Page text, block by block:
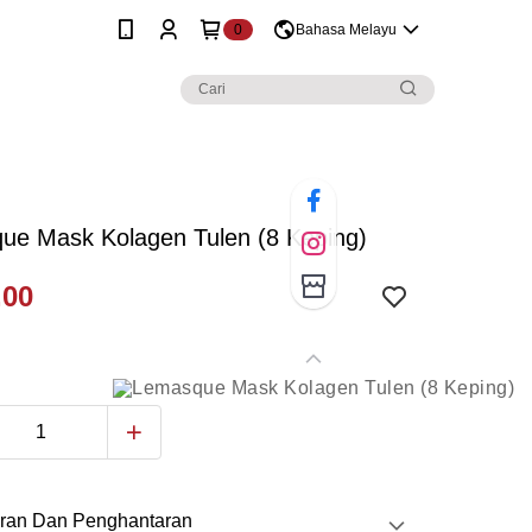
0 Bahasa Melayu
Mask Kolagen Tulen (8 Keping)
Dan Penghantaran